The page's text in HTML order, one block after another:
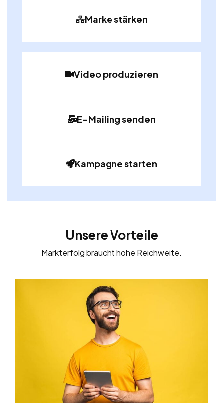
Marke stärken
Video produzieren
E-Mailing senden
Kampagne starten
Unsere Vorteile
Markterfolg braucht hohe Reichweite.